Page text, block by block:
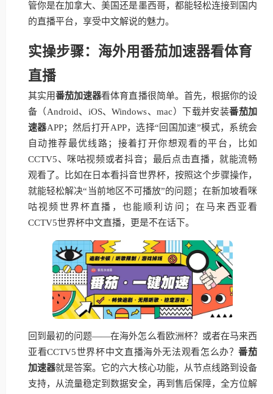
管你是在加拿大、美国还是墨西哥，都能轻松连接到国内
的直播平台，享受中文解说的魅力。
实操步骤：海外用番茄加速器看体育
直播
其实用番茄加速器看体育直播很简单。首先，根据你的设
备（Android、iOS、Windows、mac）下载并安装番茄加
速器APP；然后打开APP，选择“回国加速”模式，系统会
自动推荐最优线路；接着打开你想观看的平台，比如
CCTV5、咪咕视频或者抖音；最后点击直播，就能流畅
观看了。比如在日本看抖音世界杯，按照这个步骤操作，
就能轻松解决“当前地区不可播放”的问题；在新加坡看咪
咕视频世界杯直播，也能顺利访问；在马来西亚看
CCTV5世界杯中文直播，更是不在话下。
回到最初的问题——在海外怎么看欧洲杯？或者在马来西
亚看CCTV5世界杯中文直播海外无法观看怎么办？番茄
加速器就是答案。它的六大核心功能，从节点线路到设备
支持，从流量稳定到数据安全，再到售后保障，全方位解